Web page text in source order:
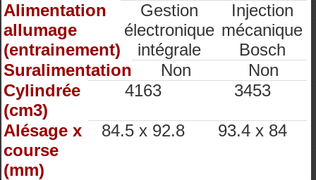
Alimentation
allumage
(entrainement)
Gestion
électronique
intégrale
Injection
mécanique
Bosch
Suralimentation
Non
Non
Cylindrée
(cm3)
4163 3453
Alésage x
course
(mm)
84.5 x 92.8 93.4 x 84